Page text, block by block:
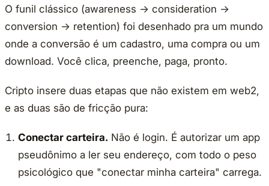
O funil clássico (awareness → consideration →
conversion → retention) foi desenhado pra um mundo
onde a conversão é um cadastro, uma compra ou um
download. Você clica, preenche, paga, pronto.
Cripto insere duas etapas que não existem em web2,
e as duas são de fricção pura:
Conectar carteira. Não é login. É autorizar um app
pseudônimo a ler seu endereço, com todo o peso
psicológico que "conectar minha carteira" carrega.